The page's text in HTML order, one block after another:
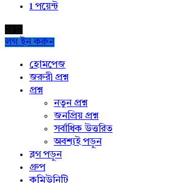
1পয়েন্ট
লগ ইন করুন
Exploreহোমপেজ
জরুরী প্রশ্ন
প্রশ্ন
নতুন প্রশ্ন
জনপ্রিয় প্রশ্ন
সর্বাধিক উত্তরিত
অবশ্যই পড়ুন
ব্লগ পড়ুন
গ্রুপ
কমিউনিটি